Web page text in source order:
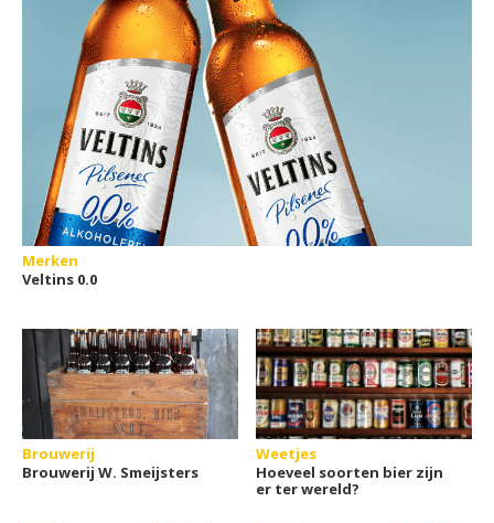
Merken
Veltins 0.0
Brouwerij
Brouwerij W. Smeijsters
Weetjes
Hoeveel soorten bier zijn
er ter wereld?